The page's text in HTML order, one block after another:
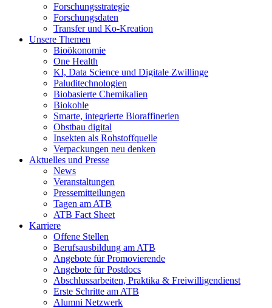
Forschungsstrategie
Forschungsdaten
Transfer und Ko-Kreation
Unsere Themen
Bioökonomie
One Health
KI, Data Science und Digitale Zwillinge
Paluditechnologien
Biobasierte Chemikalien
Biokohle
Smarte, integrierte Bioraffinerien
Obstbau digital
Insekten als Rohstoffquelle
Verpackungen neu denken
Aktuelles und Presse
News
Veranstaltungen
Pressemitteilungen
Tagen am ATB
ATB Fact Sheet
Karriere
Offene Stellen
Berufsausbildung am ATB
Angebote für Promovierende
Angebote für Postdocs
Abschlussarbeiten, Praktika & Freiwilligendienst
Erste Schritte am ATB
Alumni Netzwerk